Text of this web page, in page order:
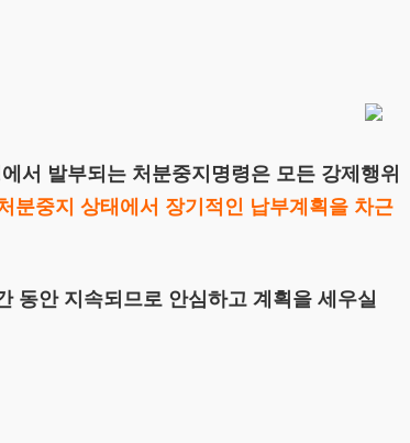
서 발부되는 처분중지명령은 모든 강제행위
분중지 상태에서 장기적인 납부계획을 차근
동안 지속되므로 안심하고 계획을 세우실